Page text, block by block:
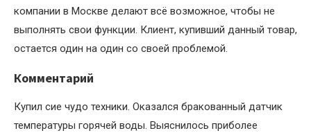
компании в Москве делают всё возможное, чтобы не
выполнять свои функции. Клиент, купивший данный товар,
остается один на один со своей проблемой.
Комментарий
Купил сие чудо техники. Оказался бракованный датчик
температуры горячей воды. Выяснилось приболее